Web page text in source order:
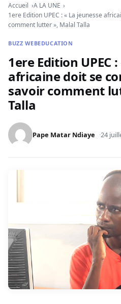
Accueil
A LA UNE
1ere Edition UPEC : « La jeunesse
comment lutter », Malal Talla
BUZZ WEBEDUCATION
1ere Edition UPEC
africaine doit se
savoir comment
Talla
Pape Matar Ndiaye 24